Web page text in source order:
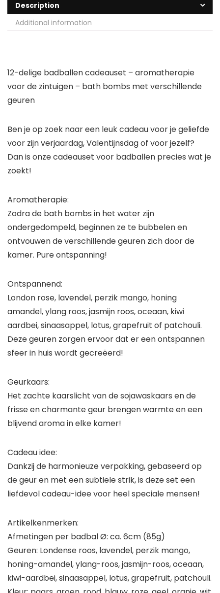
Description
Additional information
12-delige badballen cadeauset – aromatherapie
voor de zintuigen – bath bombs met verschillende
geuren
Ben je op zoek naar een leuk cadeau voor je geliefde
voor zijn verjaardag, Valentijnsdag of voor jezelf?
Dan is onze cadeauset voor badballen precies wat je
zoekt!
Aromatherapie:
Zodra de bath bombs in het water zijn
ondergedompeld, beginnen ze te bubbelen en
ontvouwen de verschillende geuren zich door de
kamer. Pure ontspanning!
Ontspannend:
London rose, lavendel, perzik mango, honing
amandel, ylang roos, jasmijn roos, oceaan, kiwi
aardbei, sinaasappel, lotus, grapefruit of patchouli.
Deze geuren zorgen ervoor dat er een ontspannen
sfeer in huis wordt gecreëerd!
Geurkaars:
Het zachte kaarslicht van de sojawaskaars en de
frisse en charmante geur brengen warmte en een
blijvend aroma in elke kamer!
Cadeau idee:
Dankzij de harmonieuze verpakking, gebaseerd op
de geur en met een subtiele strik, is deze set een
liefdevol cadeau-idee voor heel speciale mensen!
Artikelkenmerken:
Afmetingen per badbal Ø: ca. 6cm (85g)
Geuren: Londense roos, lavendel, perzik mango,
honing-amandel, ylang-roos, jasmijn-roos, oceaan,
kiwi-aardbei, sinaasappel, lotus, grapefruit, patchouli.